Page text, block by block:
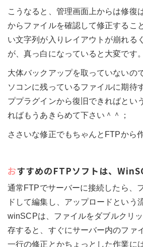
こうなると、管理画面上からは修復
からファイルを確認して修正するこ
い文字列が入りレイアウトが崩れる
が、真っ白になっていると大変です。
大体バックアップを取っていないの
ソコンに残っているファイルに期待
ププラグインから復旧できればとい
ればもうあきらめて下さい＾＾；
ささいな修正でもちゃんとFTPから
おすすめのFTPソフトは、
通常FTPでサーバーに接続したら、
ドして編集し、アップロードという
winSCPは、ファイルをダブルクリ
存すると、すぐにサーバー内のファ
一行の修正とかちょっとした作業に